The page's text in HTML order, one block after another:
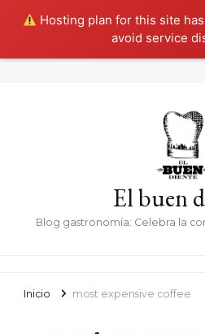
Hosting plan for this site
avoid service
El buen
Blog gastronomía: Celebra la
Inicio most expensive coffee